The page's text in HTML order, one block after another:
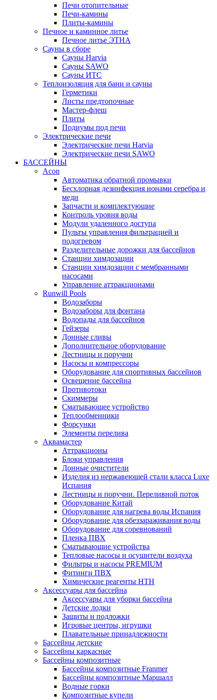
Печи отопительные
Печи-камины
Плиты-камины
Печное и каминное литье
Печное литье ЭТНА
Сауны в сборе
Cауны Harvia
Сауны SAWO
Сауны ИТС
Теплоизоляция для бани и сауны
Герметики
Листы предтопочные
Мастер-флеш
Плиты
Подиумы под печи
Электрические печи
Электрические печи Harvia
Электрические печи SAWO
БАССЕЙНЫ
Acon
Автоматика обратной промывки
Беcхлорная дезинфекция ионами серебра и
меди
Запчасти и комплектующие
Контроль уровня воды
Модули удаленного доступа
Пульты управления фильтрацией и
подогревом
Разделительные дорожки для бассейнов
Станции химдозации
Станции химдозации с мембранными
насосами
Управление аттракционами
Runwill Pools
Водозаборы
Водозаборы для фонтана
Водопады для бассейнов
Гейзеры
Донные сливы
Дополнительное оборудование
Лестницы и поручни
Насосы и компрессоры
Оборудование для спортивных бассейнов
Освещение бассейна
Противотоки
Скиммеры
Сматывающее устройство
Теплообменники
Форсунки
Элементы перелива
Аквамастер
Аттракционы
Блоки управления
Донные очистители
Изделия из нержавеющей стали класса Luxe
Испания
Лестницы и поручни. Переливной поток
Оборудование Китай
Оборудование для нагрева воды Испания
Оборудование для обеззараживания воды
Оборудование для соревнований
Пленка ПВХ
Сматывающие устройства
Тепловые насосы и осушители воздуха
Фильтры и насосы PREMIUM
Фитинги ПВХ
Химические реагенты HTH
Аксессуары для бассейна
Аксессуары для уборки бассейна
Детские лодки
Защиты и подложки
Игровые центры, игрушки
Плавательные принадлежности
Бассейны детские
Бассейны каркасные
Бассейны композитные
Бассейны композитные Franmer
Бассейны композитные Маршалл
Водные горки
Композитные купели